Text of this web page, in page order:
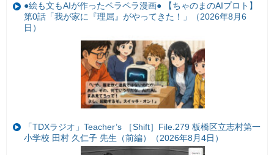
●絵も文もAIが作ったペラペラ漫画● 【ちゃのまのAIプロト】
第0話「我が家に『理屈』がやってきた！」（2026年8月6
日）
「TDXラジオ」Teacher’s ［Shift］File.279 板橋区立志村第一
小学校 田村 久仁子 先生（前編）（2026年8月4日）